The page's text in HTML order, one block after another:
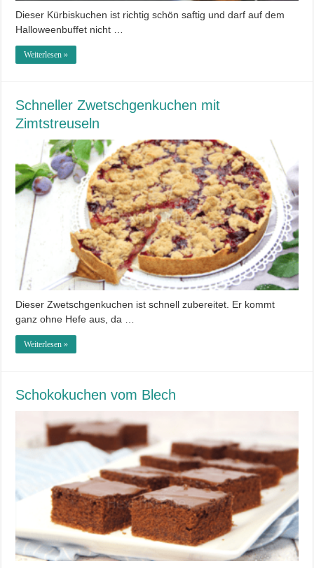
Dieser Kürbiskuchen ist richtig schön saftig und darf auf dem
Halloweenbuffet nicht …
Weiterlesen »
Schneller Zwetschgenkuchen mit
Zimtstreuseln
Dieser Zwetschgenkuchen ist schnell zubereitet. Er kommt
ganz ohne Hefe aus, da …
Weiterlesen »
Schokokuchen vom Blech